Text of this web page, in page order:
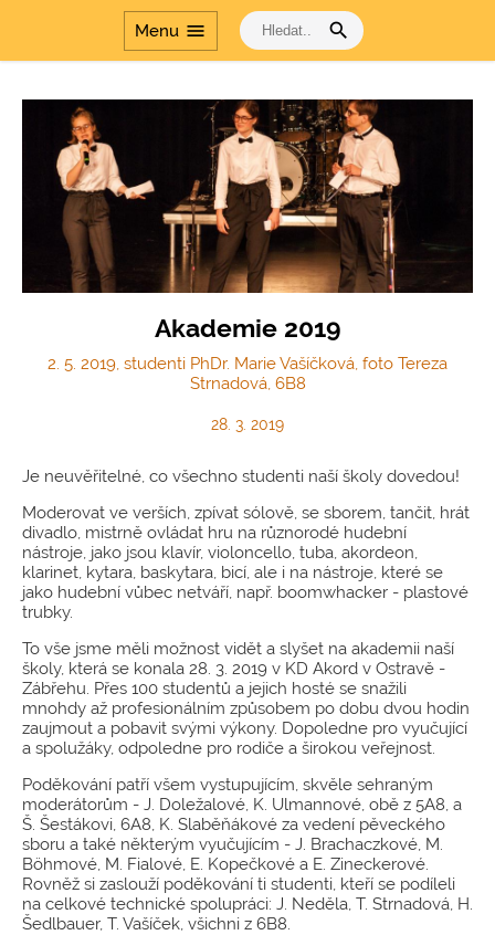
Menu menu search
Akademie 2019
2. 5. 2019, studenti PhDr. Marie Vašíčková, foto Tereza
Strnadová, 6B8
28. 3. 2019
Je neuvěřitelné, co všechno studenti naší školy dovedou!
Moderovat ve verších, zpívat sólově, se sborem, tančit, hrát
divadlo, mistrně ovládat hru na různorodé hudební
nástroje, jako jsou klavír, violoncello, tuba, akordeon,
klarinet, kytara, baskytara, bicí, ale i na nástroje, které se
jako hudební vůbec netváří, např. boomwhacker - plastové
trubky.
To vše jsme měli možnost vidět a slyšet na akademii naší
školy, která se konala 28. 3. 2019 v KD Akord v Ostravě -
Zábřehu. Přes 100 studentů a jejich hosté se snažili
mnohdy až profesionálním způsobem po dobu dvou hodin
zaujmout a pobavit svými výkony. Dopoledne pro vyučující
a spolužáky, odpoledne pro rodiče a širokou veřejnost.
Poděkování patří všem vystupujícím, skvěle sehraným
moderátorům - J. Doležalové, K. Ulmannové, obě z 5A8, a
Š. Šestákovi, 6A8, K. Slaběňákové za vedení pěveckého
sboru a také některým vyučujícím - J. Brachaczkové, M.
Böhmové, M. Fialové, E. Kopečkové a E. Zineckerové.
Rovněž si zaslouží poděkování ti studenti, kteří se podíleli
na celkové technické spolupráci: J. Neděla, T. Strnadová, H.
Šedlbauer, T. Vašíček, všichni z 6B8.